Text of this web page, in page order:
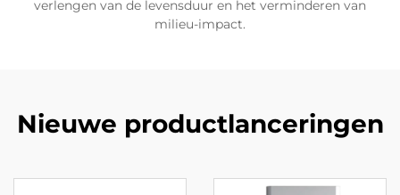
verlengen van de levensduur en het verminderen van
milieu-impact.
Nieuwe productlanceringen